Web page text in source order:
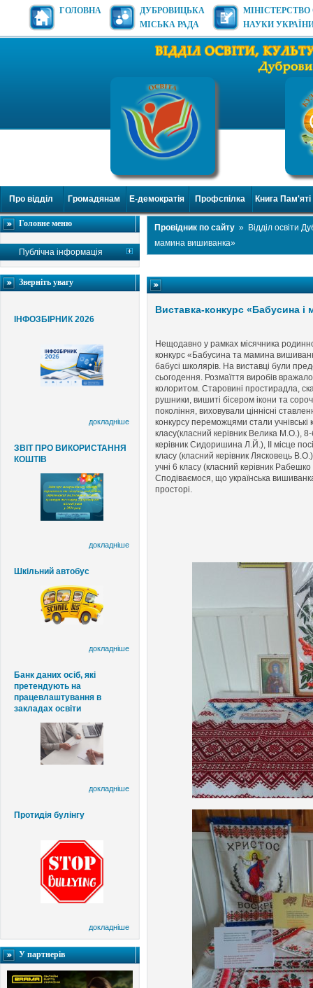
ГОЛОВНА
ДУБРОВИЦЬКА
МІСЬКА РАДА
МІНІСТЕРСТВО
НАУКИ
Про відділ Громадянам Е-демократія Профспілка Книга Пам'яті
Головне меню
Публічна інформація
Зверніть увагу
ІНФОЗБІРНИК 2026
докладніше
ЗВІТ ПРО ВИКОРИСТАННЯ
КОШТІВ
докладніше
Шкільний автобус
докладніше
Банк даних осіб, які
претендують на
працевлаштування в
закладах освіти
докладніше
Протидія булінгу
докладніше
У партнерів
Провідник по сайту » Відділ освіти
мамина вишиванка»
Виставка-конкурс «Бабусина
Нещодавно у рамках місячника
конкурс «Бабусина та мамина
бабусі школярів. На виставці були
сьогодення. Розмаїття виробів
колоритом. Старовині простирадла,
рушники, вишиті бісером ікони та
покоління, виховували ціннісні
конкурсу переможцями стали
класу(класний керівник Велика М.О.),
керівник Сидоришина Л.Й.), ІІ місце
класу (класний керівник Лясковець
учні 6 класу (класний керівник
Сподіваємося, що українська
просторі.